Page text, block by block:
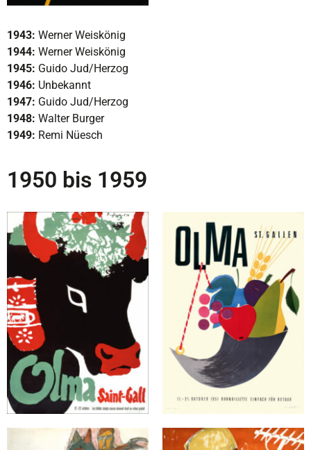
1943: Werner Weiskönig
1944: Werner Weiskönig
1945: Guido Jud/Herzog
1946: Unbekannt
1947: Guido Jud/Herzog
1948: Walter Burger
1949: Remi Nüesch
1950 bis 1959